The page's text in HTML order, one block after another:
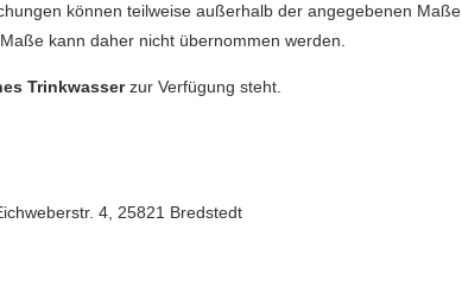
können teilweise außerhalb der angegebenen Maße
kann daher nicht übernommen werden.
Trinkwasserzur Verfügung steht.
4, 25821 Bredstedt